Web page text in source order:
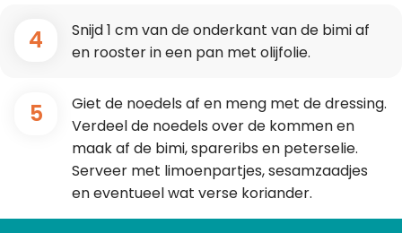
4
Snijd 1 cm van de onderkant van de bimi af
en rooster in een pan met olijfolie.
5
Giet de noedels af en meng met de dressing.
Verdeel de noedels over de kommen en
maak af de bimi, spareribs en peterselie.
Serveer met limoenpartjes, sesamzaadjes
en eventueel wat verse koriander.